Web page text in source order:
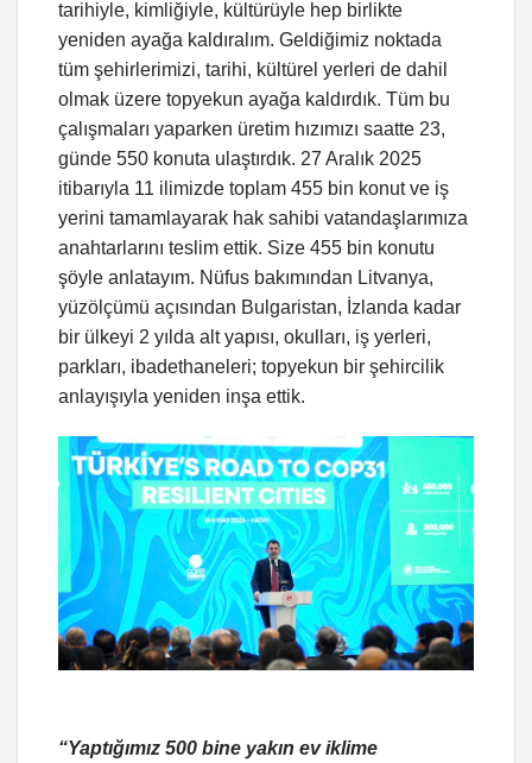
tarihiyle, kimliğiyle, kültürüyle hep birlikte
yeniden ayağa kaldıralım. Geldiğimiz noktada
tüm şehirlerimizi, tarihi, kültürel yerleri de dahil
olmak üzere topyekun ayağa kaldırdık. Tüm bu
çalışmaları yaparken üretim hızımızı saatte 23,
günde 550 konuta ulaştırdık. 27 Aralık 2025
itibarıyla 11 ilimizde toplam 455 bin konut ve iş
yerini tamamlayarak hak sahibi vatandaşlarımıza
anahtarlarını teslim ettik. Size 455 bin konutu
şöyle anlatayım. Nüfus bakımından Litvanya,
yüzölçümü açısından Bulgaristan, İzlanda kadar
bir ülkeyi 2 yılda alt yapısı, okulları, iş yerleri,
parkları, ibadethaneleri; topyekun bir şehircilik
anlayışıyla yeniden inşa ettik.
“Yaptığımız 500 bine yakın ev iklime